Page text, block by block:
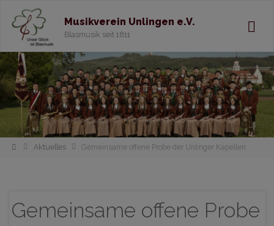
Musikverein Unlingen e.V.
Blasmusik seit 1811
HomeAktuelles Gemeinsame offene Probe der Unlinger Kapellen
Gemeinsame offene Probe